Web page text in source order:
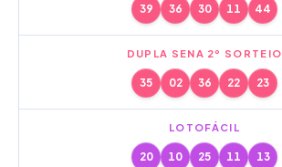
39 36 30 11 44
DUPLA SENA 2º SORTEIO
35 02 36 22 23
LOTOFÁCIL
20 10 25 11 13